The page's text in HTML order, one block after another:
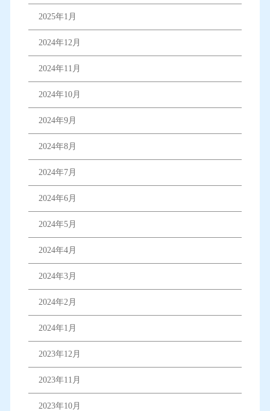
2025年1月
2024年12月
2024年11月
2024年10月
2024年9月
2024年8月
2024年7月
2024年6月
2024年5月
2024年4月
2024年3月
2024年2月
2024年1月
2023年12月
2023年11月
2023年10月